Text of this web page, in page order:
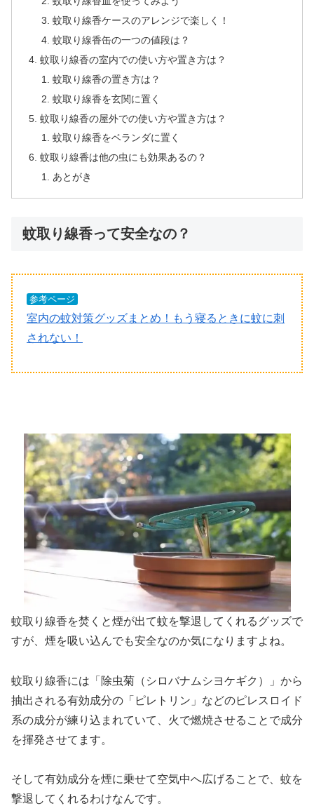
蚊取り線香ケースのアレンジで楽しく！
蚊取り線香缶の一つの値段は？
蚊取り線香の室内での使い方や置き方は？
蚊取り線香の置き方は？
蚊取り線香を玄関に置く
蚊取り線香の屋外での使い方や置き方は？
蚊取り線香をベランダに置く
蚊取り線香は他の虫にも効果あるの？
あとがき
蚊取り線香って安全なの？
参考ページ
室内の蚊対策グッズまとめ！もう寝るときに蚊に刺
されない！
蚊取り線香を焚くと煙が出て蚊を撃退してくれるグッズで
すが、煙を吸い込んでも安全なのか気になりますよね。
蚊取り線香には「除虫菊（シロバナムシヨケギク）」から
抽出される有効成分の「ピレトリン」などのピレスロイド
系の成分が練り込まれていて、火で燃焼させることで成分
を揮発させてます。
そして有効成分を煙に乗せて空気中へ広げることで、蚊を
撃退してくれるわけなんです。